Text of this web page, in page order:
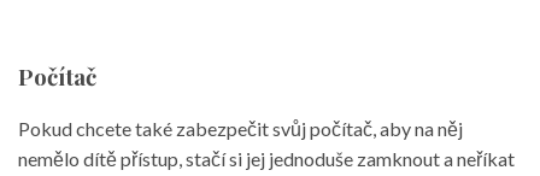
Počítač
Pokud chcete také zabezpečit svůj počítač, aby na něj
nemělo dítě přístup, stačí si jej jednoduše zamknout a neříkat